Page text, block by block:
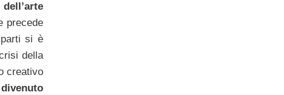
precede
si è
della
creativo